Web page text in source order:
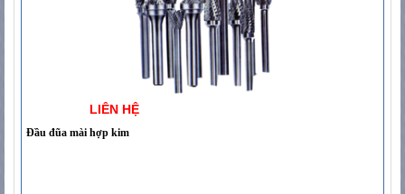
LIÊN HỆ
Đầu đũa mài hợp kim